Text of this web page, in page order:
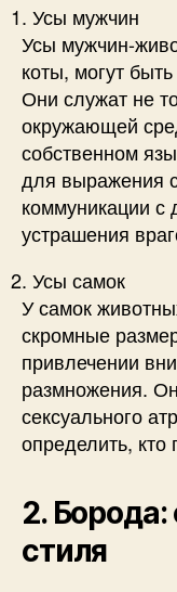
Усы мужчин
Усы мужчин-
коты, могут
Они служат не
окружающей
собственном
для выражения
коммуникации с
устрашения
Усы самок
У самок
скромные
привлечении
размножения.
сексуального
определить,
2.
стиля